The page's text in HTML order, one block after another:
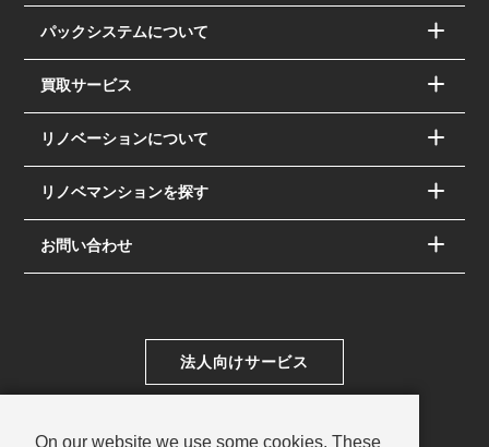
パックシステムについて
買取サービス
リノベーションについて
リノベマンションを探す
お問い合わせ
法人向けサービス
On our website we use some cookies. These